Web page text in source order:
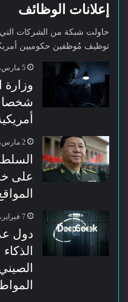
إعلانات الوظائف
حاولت شبكة من الشركات التي
توظيف مُوظفين حكوميين
5 مارس، 2025
شخصا
2 مارس، 2025
على
7 فبراير، 2025
دول